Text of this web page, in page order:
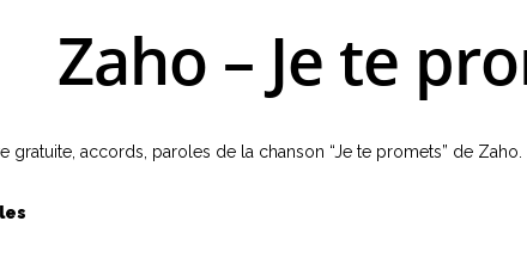
Zaho – Je te
gratuite, accords, paroles de la chanson “Je te promets” de Zaho.